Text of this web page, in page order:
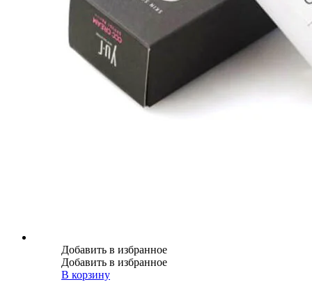
Добавить в избранное
Добавить в избранное
В корзину